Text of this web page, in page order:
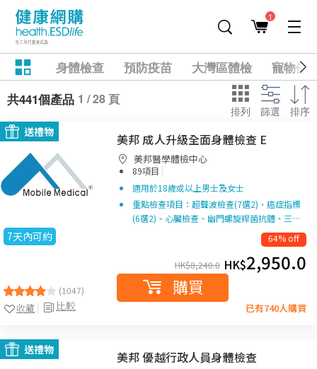
1
身體檢查 預防疫苗 大灣區體檢
寵物健
共441個產品 1 / 28 頁
排列 篩選
排序
送禮物
7天內可約
(1047)
比較
收藏
美邦 成人升級全面身體檢查 E
美邦醫學體檢中心
89項目 |
適用於18歲或以上男士及女士
重點檢查項目：超聲波檢查(7選2)、癌症指標
(6選2)、心臟檢查、幽門螺旋桿菌抗體、三…
64% off
HK$8,240.0 HK$2,950.0
購買
已有740人購買
送禮物 美邦 優越行政人員身體檢查